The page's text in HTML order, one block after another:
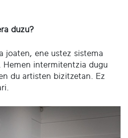
duzu?
joaten, ene ustez sistema
Hemen intermitentzia dugu
du artisten bizitzetan. Ez